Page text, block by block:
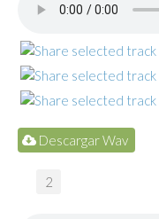
Descargar Wav
2